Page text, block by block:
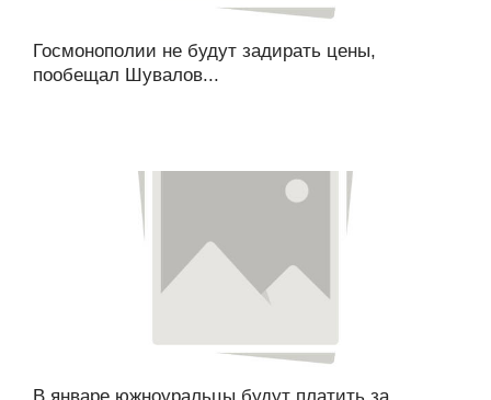
Госмонополии не будут задирать цены,
пообещал Шувалов...